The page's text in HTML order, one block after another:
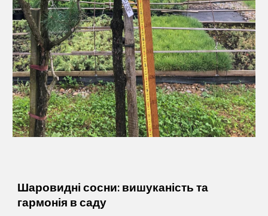
Шаровидні сосни: вишуканість та
гармонія в саду